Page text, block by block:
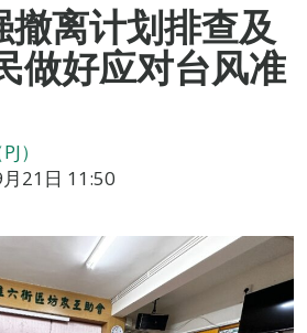
撤离计划排查及
做好应对台风准
）
21日 11:50